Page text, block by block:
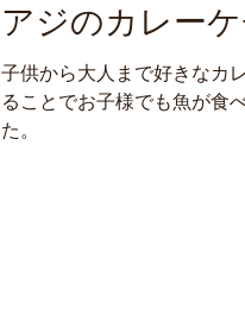
アジのカレー
子供から大人まで好きなカ
ることでお子様でも魚が食
た。